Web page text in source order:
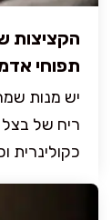
הקציצות
תפוחי
יש מנות
ריח של בצל
כקולינרית